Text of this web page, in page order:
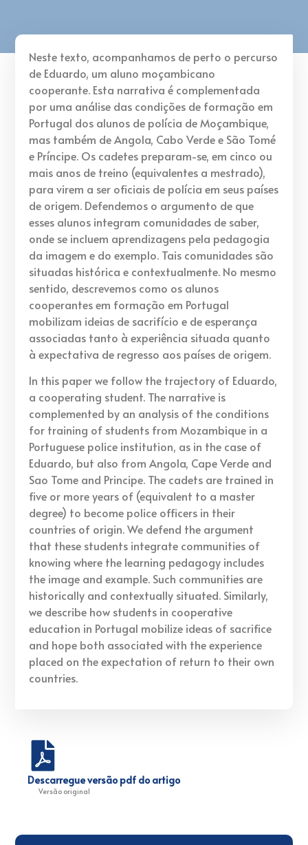
Neste texto, acompanhamos de perto o percurso
de Eduardo, um aluno moçambicano
cooperante. Esta narrativa é complementada
por uma análise das condições de formação em
Portugal dos alunos de polícia de Moçambique,
mas também de Angola, Cabo Verde e São Tomé
e Príncipe. Os cadetes preparam-se, em cinco ou
mais anos de treino (equivalentes a mestrado),
para virem a ser oficiais de polícia em seus países
de origem. Defendemos o argumento de que
esses alunos integram comunidades de saber,
onde se incluem aprendizagens pela pedagogia
da imagem e do exemplo. Tais comunidades são
situadas histórica e contextualmente. No mesmo
sentido, descrevemos como os alunos
cooperantes em formação em Portugal
mobilizam ideias de sacrifício e de esperança
associadas tanto à experiência situada quanto
à expectativa de regresso aos países de origem.
In this paper we follow the trajectory of Eduardo,
a cooperating student. The narrative is
complemented by an analysis of the conditions
for training of students from Mozambique in a
Portuguese police institution, as in the case of
Eduardo, but also from Angola, Cape Verde and
Sao Tome and Principe. The cadets are trained in
five or more years of (equivalent to a master
degree) to become police officers in their
countries of origin. We defend the argument
that these students integrate communities of
knowing where the learning pedagogy includes
the image and example. Such communities are
historically and contextually situated. Similarly,
we describe how students in cooperative
education in Portugal mobilize ideas of sacrifice
and hope both associated with the experience
placed on the expectation of return to their own
countries.
Descarregue versão pdf do artigo
Versão original